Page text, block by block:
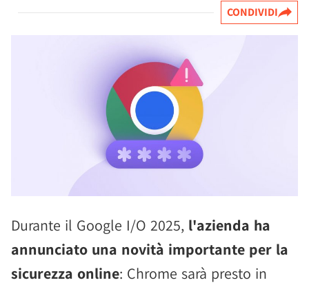
CONDIVIDI
Durante il Google I/O 2025, l'azienda ha
annunciato una novità importante per la
sicurezza online: Chrome sarà presto in